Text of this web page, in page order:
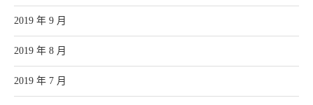
2019 年 9 月
2019 年 8 月
2019 年 7 月